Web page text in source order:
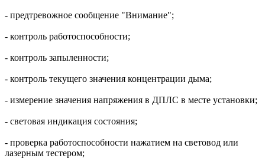
- предтревожное сообщение "Внимание";
- контроль работоспособности;
- контроль запыленности;
- контроль текущего значения концентрации дыма;
- измерение значения напряжения в ДПЛС в месте установки;
- световая индикация состояния;
- проверка работоспособности нажатием на световод или
лазерным тестером;